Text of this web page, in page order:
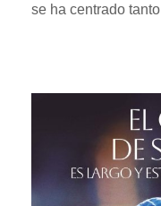
se ha centrado